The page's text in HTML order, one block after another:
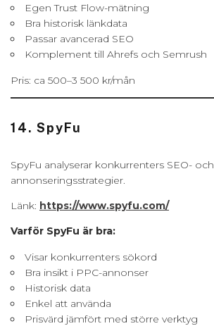
Egen Trust Flow-mätning
Bra historisk länkdata
Passar avancerad SEO
Komplement till Ahrefs och Semrush
Pris: ca 500–3 500 kr/mån
14. SpyFu
SpyFu analyserar konkurrenters SEO- och
annonseringsstrategier.
Länk: https://www.spyfu.com/
Varför SpyFu är bra:
Visar konkurrenters sökord
Bra insikt i PPC-annonser
Historisk data
Enkel att använda
Prisvärd jämfört med större verktyg